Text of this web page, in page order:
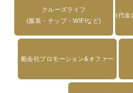
クルーズライフ
(服装・チップ・WIFIなど)
(代金
船会社プロモーション&オファー